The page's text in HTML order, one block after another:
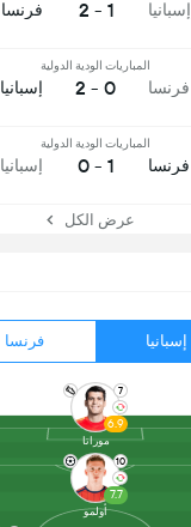
إسبانيا فرنسا
10
7.7
أولمو
7
6.9
موراتا
إسبانيا 1 - 2 فرنسا
فرنسا
المباريات الودية الدولية
0 - 2 إسبانيا
فرنسا
المباريات الودية الدولية
1 - 0 إسبانيا
عرض الكل